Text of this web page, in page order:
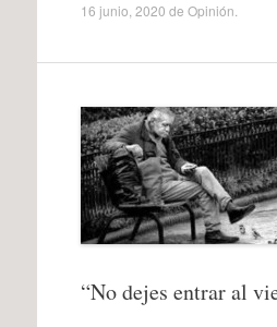
16 junio, 2020 de Opinión
“No dejes entrar al